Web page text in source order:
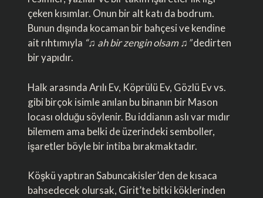
çeken kısımlar. Onun bir alt katı da bodrum.
Bunun dışında kocaman bir bahçesi ve kendine
ait rıhtımıyla “♫ ah bir zengin olsam ♫”dedirten
bir yapıdır.
Halk arasında Arılı Ev, Köprülü Ev, Gözlü Ev vs.
gibi birçok isimle anılan bu binanın bir Mason
locası olduğu söylenir. Bu iddianın aslı var mıdır
bilemem ama belki de üzerindeki semboller,
işaretler böyle bir intiba bırakmaktadır.
Köşkü yaptıran Sabuncakisler’den de kısaca
bahsedecek olursak, Girit’te bitki köklerinden